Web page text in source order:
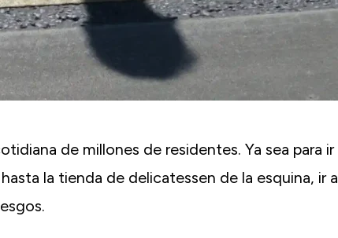
de millones de residentes. Ya sea para ir
la tienda de delicatessen de la esquina, ir a